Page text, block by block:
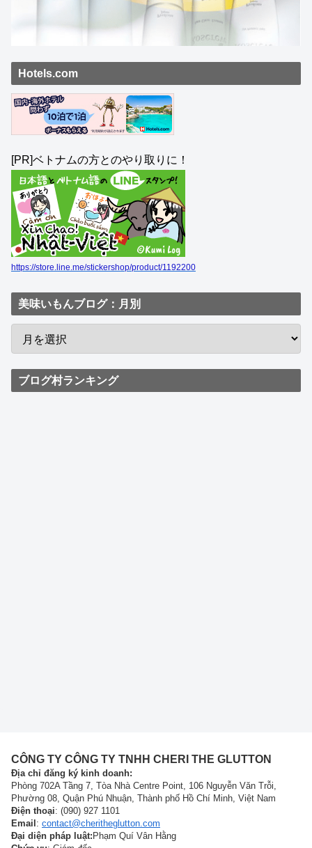
Hotels.com
[PR]ベトナムの方とのやり取りに！
https://store.line.me/stickershop/product/1192200
美味いもんブログ：月別
ブログ村ランキング
CÔNG TY CÔNG TY TNHH CHERI THE GLUTTON
Địa chỉ đăng ký kinh doanh:
Phòng 702A Tầng 7, Tòa Nhà Centre Point, 106 Nguyễn Văn Trỗi,
Phường 08, Quận Phú Nhuận, Thành phố Hồ Chí Minh, Việt Nam
Điện thoại: (090) 927 1101
Email : contact@cheritheglutton.com
Đại diện pháp luật: Phạm Quí Vân Hằng